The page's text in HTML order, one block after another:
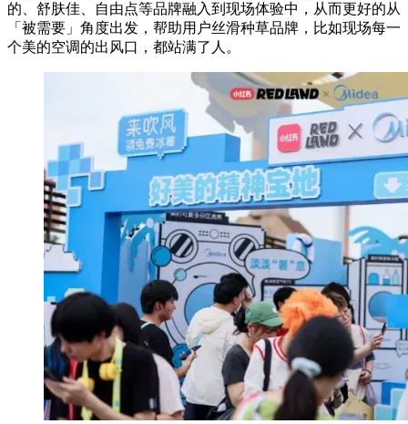
的、舒肤佳、自由点等品牌融入到现场体验中，从而更好的从
「被需要」角度出发，帮助用户丝滑种草品牌，比如现场每一
个美的空调的出风口，都站满了人。